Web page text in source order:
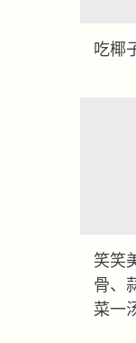
吃椰
笑笑
骨、
菜一